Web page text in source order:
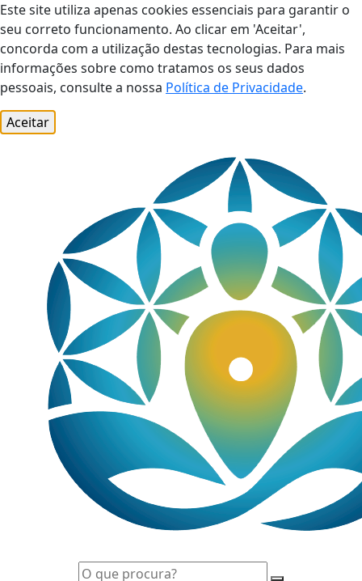
Este site utiliza apenas cookies essenciais para garantir o
seu correto funcionamento. Ao clicar em 'Aceitar',
concorda com a utilização destas tecnologias. Para mais
informações sobre como tratamos os seus dados
pessoais, consulte a nossa Política de Privacidade.
Aceitar